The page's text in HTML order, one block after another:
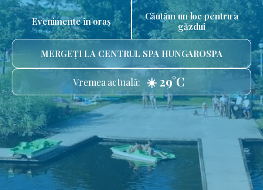
Evenimente în oraș
Căutăm un loc pentru a
găzdui
MERGEȚI LA CENTRUL SPA HUNGAROSPA
Vremea actuală: ☀️ 29°C